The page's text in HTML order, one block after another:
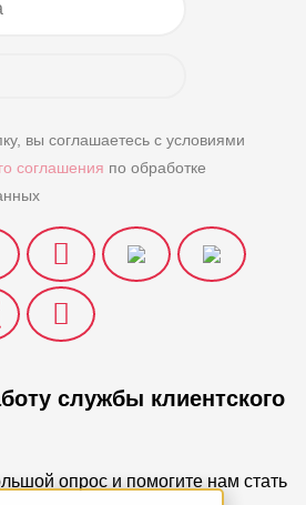
вы соглашаетесь с условиями
соглашения по обработке
службы клиентского
опрос и помогите нам стать